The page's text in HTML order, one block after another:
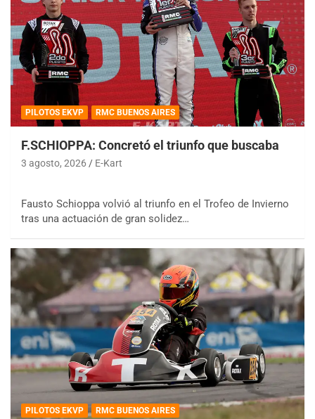
PILOTOS EKVP RMC BUENOS AIRES
F.SCHIOPPA: Concretó el triunfo que buscaba
3 agosto, 2026 E-Kart
Fausto Schioppa volvió al triunfo en el Trofeo de Invierno
tras una actuación de gran solidez…
PILOTOS EKVP RMC BUENOS AIRES